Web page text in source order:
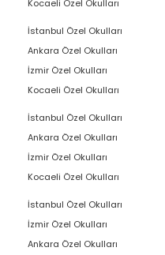
Kocaeli Özel Okulları
İstanbul Özel Okulları
Ankara Özel Okulları
İzmir Özel Okulları
Kocaeli Özel Okulları
İstanbul Özel Okulları
Ankara Özel Okulları
İzmir Özel Okulları
Kocaeli Özel Okulları
İstanbul Özel Okulları
İzmir Özel Okulları
Ankara Özel Okulları